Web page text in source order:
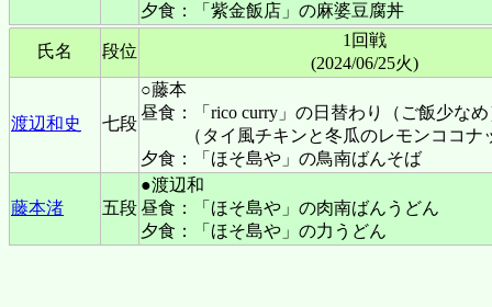
夕食：「紫金飯店」の麻婆豆腐丼
氏名 段位
1回戦
(2024/06/25火)
渡辺和史 七段
○藤本
昼食：「rico curry」の日替わり（ご飯少な
（タイ風チキンと冬瓜のレモンココナ
夕食：「ほそ島や」の鳥南ばんそば
藤本渚 五段
●渡辺和
昼食：「ほそ島や」の肉南ばんうどん
夕食：「ほそ島や」の力うどん